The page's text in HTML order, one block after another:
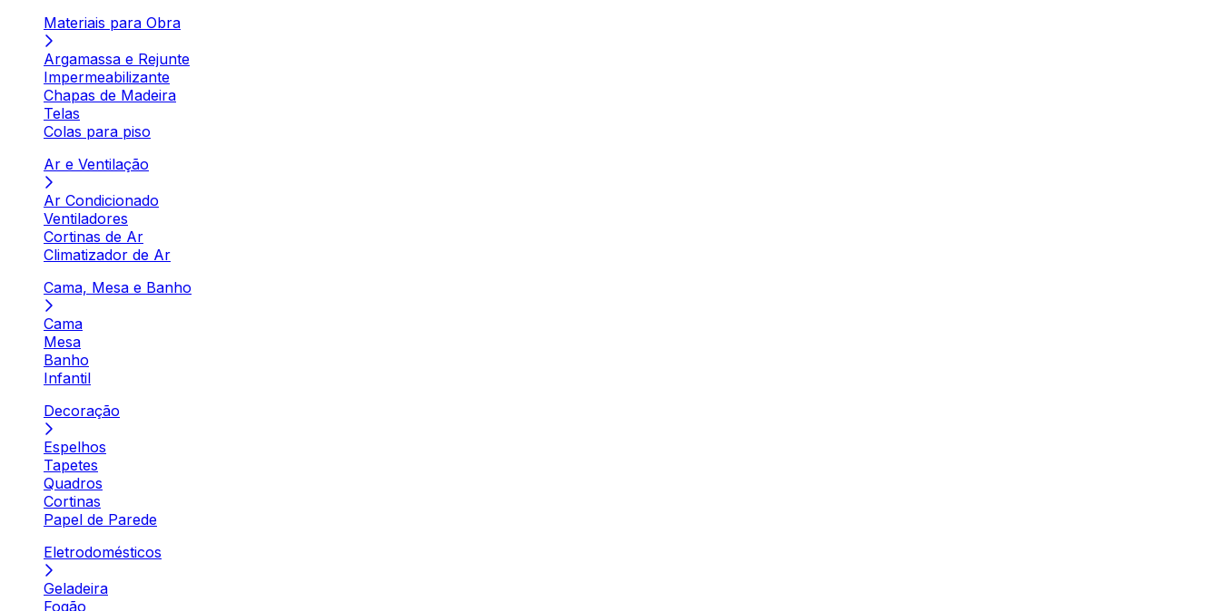
Materiais para Obra
Argamassa e Rejunte
Impermeabilizante
Chapas de Madeira
Telas
Colas para piso
Ar e Ventilação
Ar Condicionado
Ventiladores
Cortinas de Ar
Climatizador de Ar
Cama, Mesa e Banho
Cama
Mesa
Banho
Infantil
Decoração
Espelhos
Tapetes
Quadros
Cortinas
Papel de Parede
Eletrodomésticos
Geladeira
Fogão